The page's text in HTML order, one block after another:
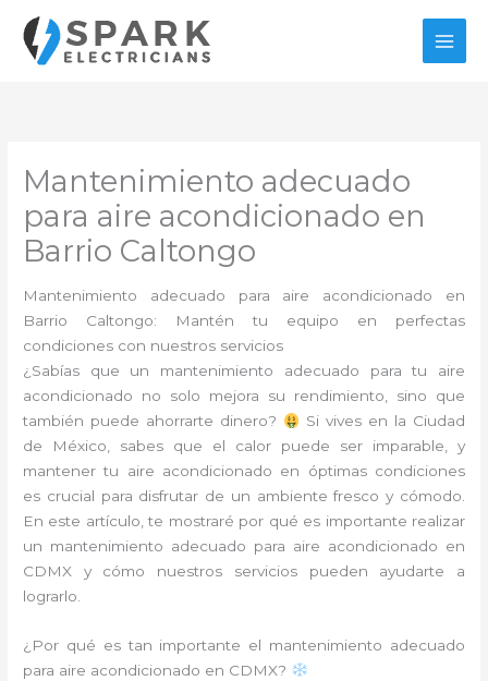
contenido
Mantenimiento adecuado
para aire acondicionado en
Barrio Caltongo
Mantenimiento adecuado para aire acondicionado en
Barrio Caltongo: Mantén tu equipo en perfectas
condiciones con nuestros servicios
¿Sabías que un mantenimiento adecuado para tu aire
acondicionado no solo mejora su rendimiento, sino que
también puede ahorrarte dinero?
Si vives en la Ciudad
de México, sabes que el calor puede ser imparable, y
mantener tu aire acondicionado en óptimas condiciones
es crucial para disfrutar de un ambiente fresco y cómodo.
En este artículo, te mostraré por qué es importante realizar
un mantenimiento adecuado para aire acondicionado en
CDMX y cómo nuestros servicios pueden ayudarte a
lograrlo.
¿Por qué es tan importante el mantenimiento adecuado
para aire acondicionado en CDMX?